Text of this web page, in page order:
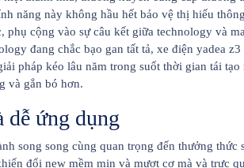
năng này không hầu hết bảo vệ thị hiếu
phụ cộng vào sự câu kết giữa technology và
đang chắc bạo gan tất tả, xe điện yadea
pháp kéo lâu năm trong suốt thời gian tái tạo
và gắn bó hơn.
dễ ứng dụng
song song cùng quan trọng đến thưởng thức
đổi new mềm mịn và mượt cơ mà và trực